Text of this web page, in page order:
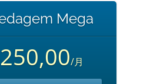
Mega
/月